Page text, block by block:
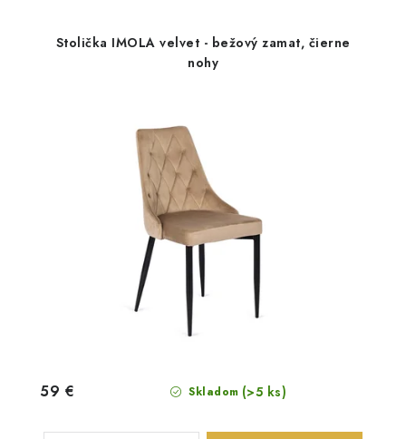
Stolička IMOLA velvet - bežový zamat, čierne
nohy
Skladom (>5 ks)
59 €